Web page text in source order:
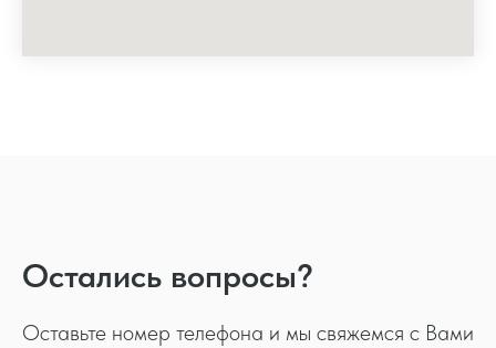
Остались вопросы?
Оставьте номер телефона и мы свяжемся с Вами